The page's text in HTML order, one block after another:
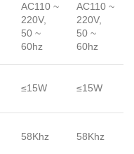
AC110 ~
220V,
50 ~
60hz
AC110 ~
220V,
50 ~
60hz
≤15W ≤15W
58Khz 58Khz